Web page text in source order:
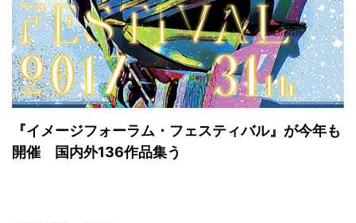
『イメージフォーラム・フェスティバル』が今年も
開催 国内外136作品集う